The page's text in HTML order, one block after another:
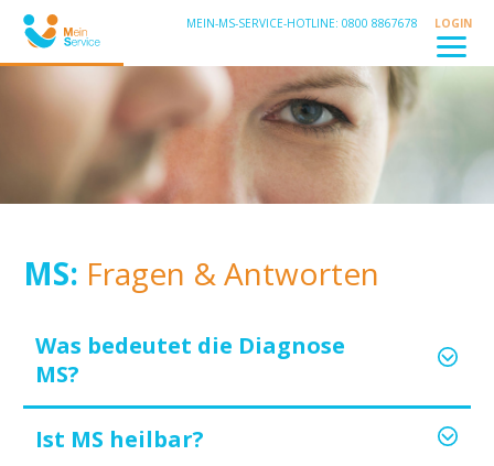
MEIN-MS-SERVICE-HOTLINE: 0800 8867678 LOGIN
MS: Fragen & Antworten
Was bedeutet die Diagnose
MS?
Ist MS heilbar?